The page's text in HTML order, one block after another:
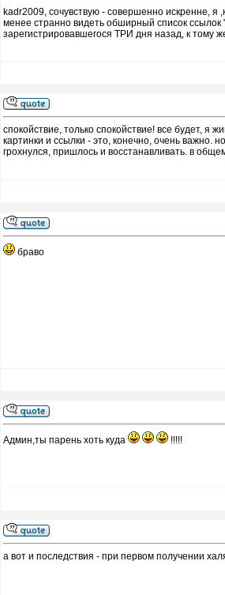
kadr2009, сочувствую - совершенно искренне,
менее странно видеть обширный список
зарегистрировавшегося ТРИ дня назад, к тому
спокойствие, только спокойствие! все будет, я
картинки и ссылки - это, конечно, очень важно.
грохнулся, пришлось и восстанавливать. в
браво
Админ,ты парень хоть куда !!!!!
а вот и последствия - при первом получении